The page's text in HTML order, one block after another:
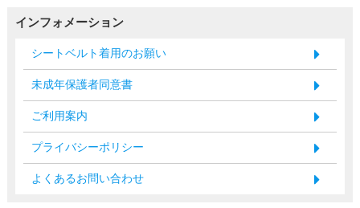
インフォメーション
シートベルト着用のお願い
未成年保護者同意書
ご利用案内
プライバシーポリシー
よくあるお問い合わせ